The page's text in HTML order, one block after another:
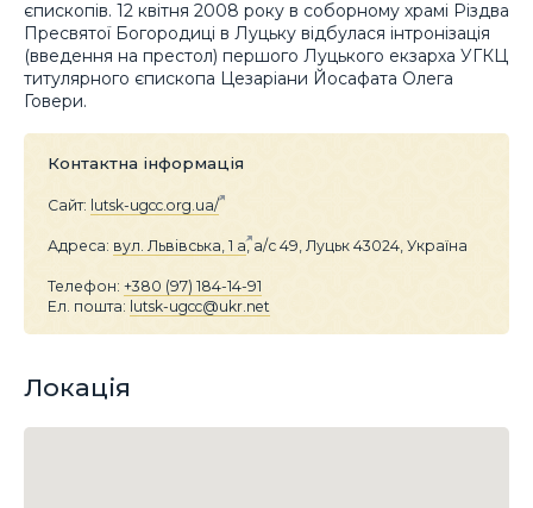
єпископів. 12 квітня 2008 року в соборному храмі Різдва
Пресвятої Богородиці в Луцьку відбулася інтронізація
(введення на престол) першого Луцького екзарха УГКЦ
титулярного єпископа Цезаріани Йосафата Олега
Говери.
Контактна інформація
Сайт: lutsk-ugcc.org.ua/
Адреса: вул. Львівська, 1 а, а/с 49, Луцьк 43024, Україна
Телефон: +380 (97) 184-14-91
Ел. пошта: lutsk-ugcc@ukr.net
Локація